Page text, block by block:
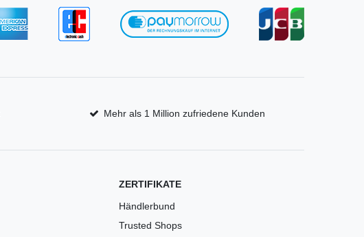
Mehr als 1 Million zufriedene Kunden
ZERTIFIKATE
Händlerbund
Trusted Shops